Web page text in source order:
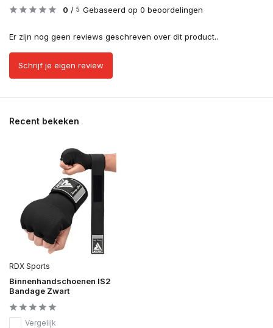
0 / 5 Gebaseerd op 0 beoordelingen
Er zijn nog geen reviews geschreven over dit product..
Schrijf je eigen review
Recent bekeken
RDX Sports
Binnenhandschoenen IS2
Bandage Zwart
Vergelijk